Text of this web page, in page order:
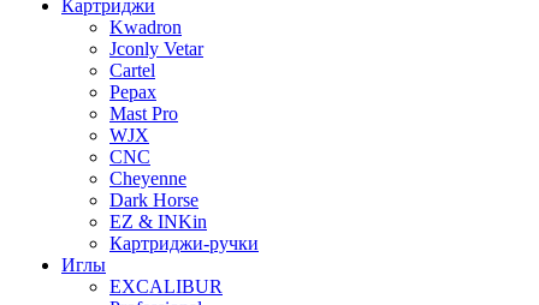
Картриджи
Kwadron
Jconly Vetar
Cartel
Pepax
Mast Pro
WJX
CNC
Cheyenne
Dark Horse
EZ & INKin
Картриджи-ручки
Иглы
EXCALIBUR